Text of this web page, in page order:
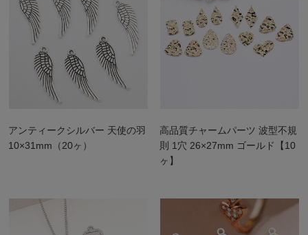
アンティークシルバー 天使の羽
10×31mm（20ヶ）
高品質チャームパーツ 波型不規
則 1穴 26×27mm ゴールド【10
ヶ】